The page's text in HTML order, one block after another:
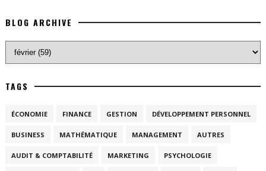
BLOG ARCHIVE
TAGS
ÉCONOMIE FINANCE GESTION DÉVELOPPEMENT PERSONNEL
BUSINESS MATHÉMATIQUE MANAGEMENT AUTRES
AUDIT & COMPTABILITÉ MARKETING PSYCHOLOGIE